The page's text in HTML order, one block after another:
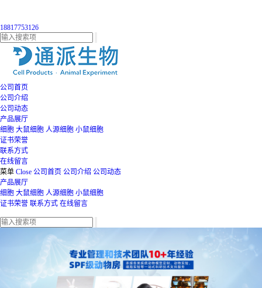
18817753126
公司首页
公司介绍
公司动态
产品展厅
细胞 大鼠细胞 人源细胞 小鼠细胞
证书荣誉
联系方式
在线留言
菜单 Close 公司首页 公司介绍 公司动态
产品展厅
细胞 大鼠细胞 人源细胞 小鼠细胞
证书荣誉 联系方式 在线留言